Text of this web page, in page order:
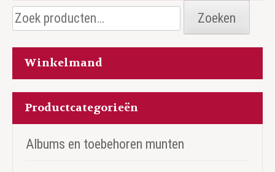
Zoeken
naar:
Zoeken
Winkelmand
Productcategorieën
Albums en toebehoren munten